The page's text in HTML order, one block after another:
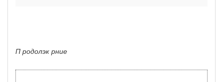
П родолэк рние